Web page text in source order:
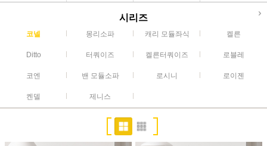
시리즈
코넬
코넬 몽리소파 캐리 모듈좌식 켈른
Ditto 터쿼이즈 켈른터쿼이즈 로블레
코엔 밴 모듈소파 로시니 로이젠
켄델 제니스